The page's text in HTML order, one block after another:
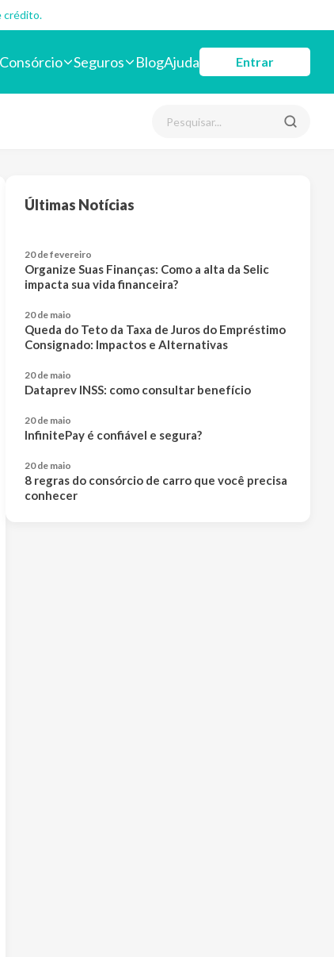
crédito.
Consórcio Seguros BlogAjuda Entrar
Últimas Notícias
20 de fevereiro
Organize Suas Finanças: Como a alta da Selic
impacta sua vida financeira?
20 de maio
Queda do Teto da Taxa de Juros do Empréstimo
Consignado: Impactos e Alternativas
20 de maio
Dataprev INSS: como consultar benefício
20 de maio
InfinitePay é confiável e segura?
20 de maio
8 regras do consórcio de carro que você precisa
conhecer